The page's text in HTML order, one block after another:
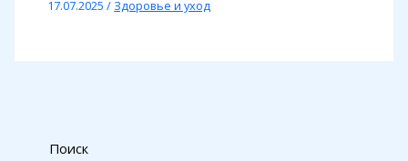
17.07.2025/ Здоровье и уход
Поиск